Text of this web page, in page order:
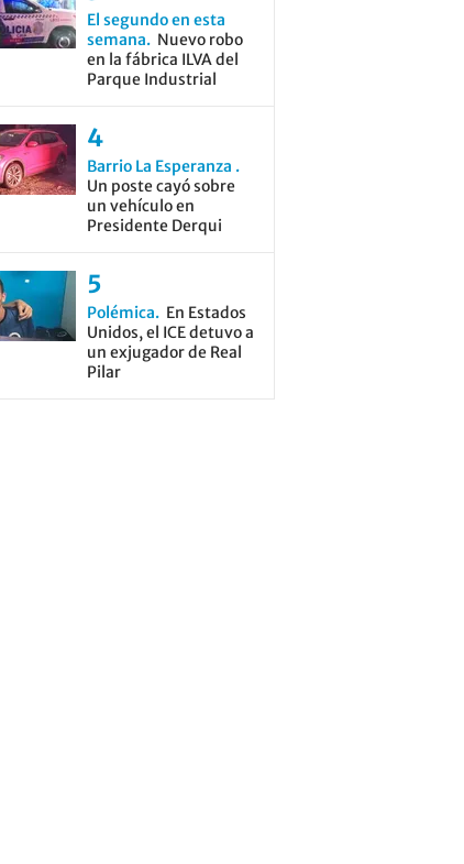
El segundo en esta
semana
Nuevo robo
en la fábrica ILVA del
Parque Industrial
Barrio La Esperanza
Un poste cayó sobre
un vehículo en
Presidente Derqui
Polémica
En Estados
Unidos, el ICE detuvo a
un exjugador de Real
Pilar